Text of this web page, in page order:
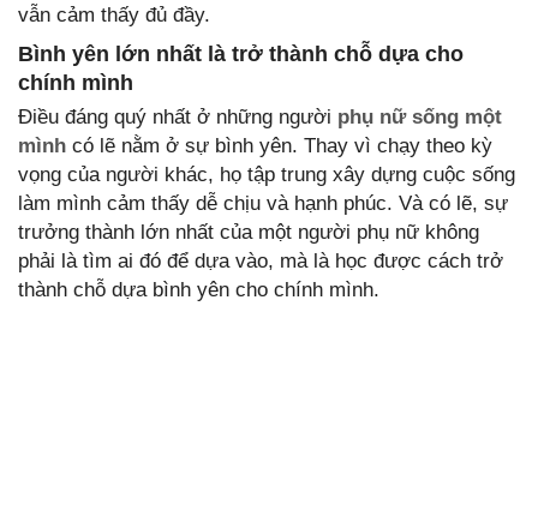
vẫn cảm thấy đủ đầy.
Bình yên lớn nhất là trở thành chỗ dựa cho
chính mình
Điều đáng quý nhất ở những người phụ nữ sống một
mình có lẽ nằm ở sự bình yên. Thay vì chạy theo kỳ
vọng của người khác, họ tập trung xây dựng cuộc sống
làm mình cảm thấy dễ chịu và hạnh phúc. Và có lẽ, sự
trưởng thành lớn nhất của một người phụ nữ không
phải là tìm ai đó để dựa vào, mà là học được cách trở
thành chỗ dựa bình yên cho chính mình.